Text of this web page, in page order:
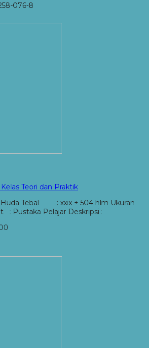
076-8
Teori dan Praktik
Tebal : xxix + 504 hlm Ukuran
: Pustaka Pelajar Deskripsi :